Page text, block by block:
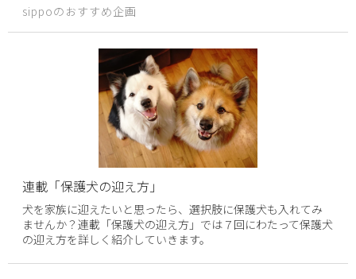
sippoのおすすめ企画
連載「保護犬の迎え方」
犬を家族に迎えたいと思ったら、選択肢に保護犬も入れてみ
ませんか？連載「保護犬の迎え方」では７回にわたって保護犬
の迎え方を詳しく紹介していきます。